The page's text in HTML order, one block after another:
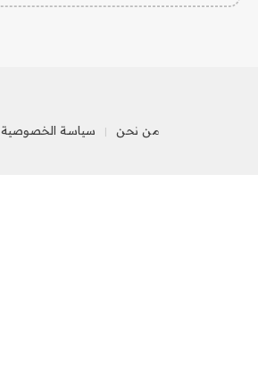
من نحن سياسة الخصوصية